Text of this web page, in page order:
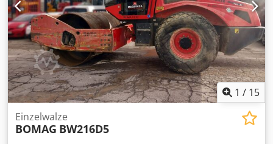
1 / 15
Einzelwalze
BOMAG BW216D5